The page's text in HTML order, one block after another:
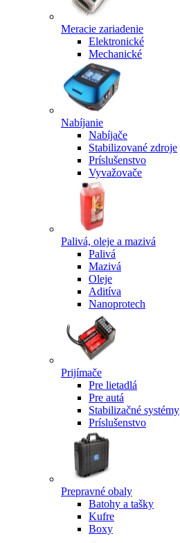
Meracie zariadenie
Elektronické
Mechanické
Nabíjanie
Nabíjače
Stabilizované zdroje
Príslušenstvo
Vyvažovače
Palivá, oleje a mazivá
Palivá
Mazivá
Oleje
Aditíva
Nanoprotech
Prijímače
Pre lietadlá
Pre autá
Stabilizačné systémy
Príslušenstvo
Prepravné obaly
Batohy a tašky
Kufre
Boxy